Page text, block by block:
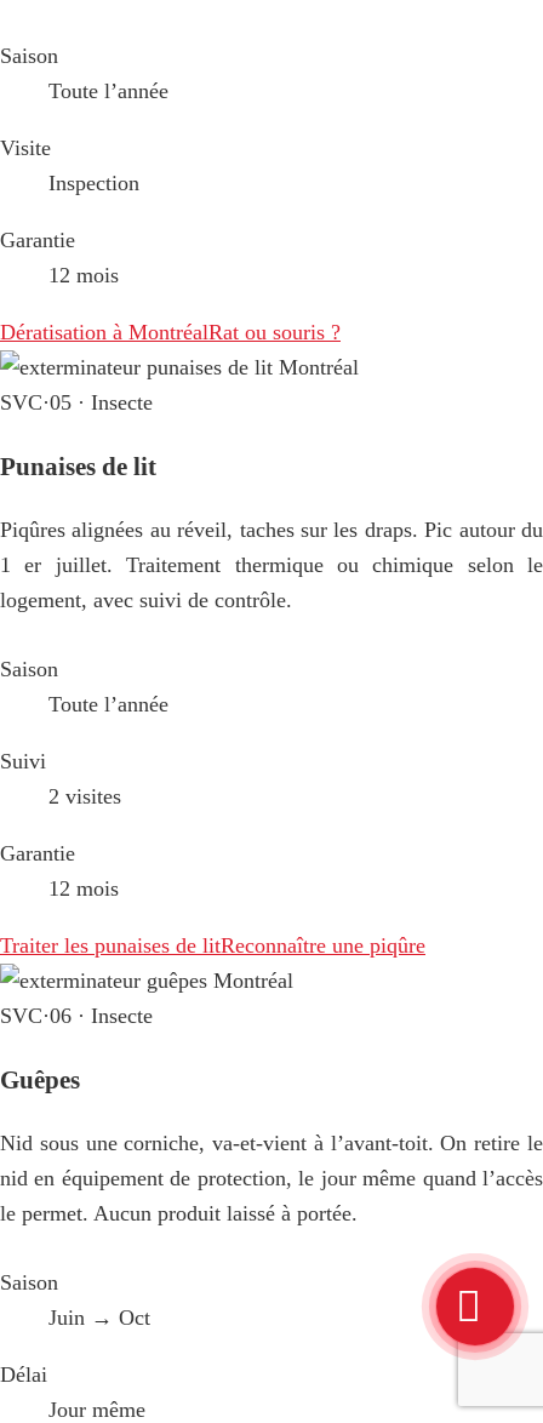
Saison
Toute l’année
Visite
Inspection
Garantie
12 mois
Dératisation à MontréalRat ou souris ?
SVC·05 · Insecte
Punaises de lit
Piqûres alignées au réveil, taches sur les draps. Pic autour du
1 er juillet. Traitement thermique ou chimique selon le
logement, avec suivi de contrôle.
Saison
Toute l’année
Suivi
2 visites
Garantie
12 mois
Traiter les punaises de litReconnaître une piqûre
SVC·06 · Insecte
Guêpes
Nid sous une corniche, va-et-vient à l’avant-toit. On retire le
nid en équipement de protection, le jour même quand l’accès
le permet. Aucun produit laissé à portée.
Saison
Juin → Oct
Délai
Jour même